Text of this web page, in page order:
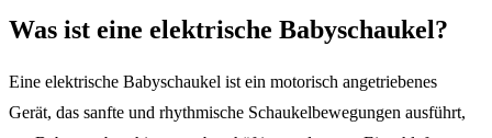
Was ist eine elektrische Babyschaukel?
Eine elektrische Babyschaukel ist ein motorisch angetriebenes
Gerät, das sanfte und rhythmische Schaukelbewegungen ausführt,